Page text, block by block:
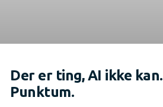
Der er ting, AI ikke kan.
Punktum.